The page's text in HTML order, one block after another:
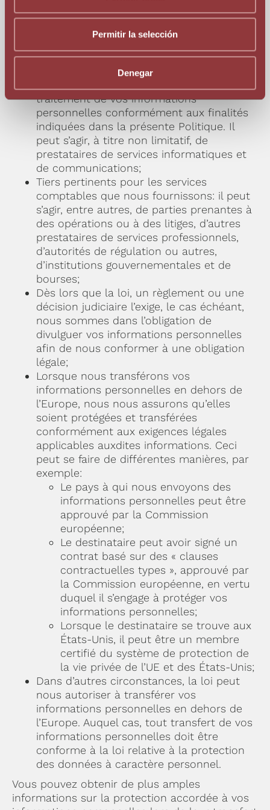
Permitir la selección
Denegar
nécessaire, nous pouvons transmettre vos
données personnelles à :
Agents/prestataires ou entrepreneurs
externes, soumis à des obligations de
traitement de vos informations
personnelles conformément aux finalités
indiquées dans la présente Politique. Il
peut s’agir, à titre non limitatif, de
prestataires de services informatiques et
de communications;
Tiers pertinents pour les services
comptables que nous fournissons: il peut
s’agir, entre autres, de parties prenantes à
des opérations ou à des litiges, d’autres
prestataires de services professionnels,
d’autorités de régulation ou autres,
d’institutions gouvernementales et de
bourses;
Dès lors que la loi, un règlement ou une
décision judiciaire l’exige, le cas échéant,
nous sommes dans l’obligation de
divulguer vos informations personnelles
afin de nous conformer à une obligation
légale;
Lorsque nous transférons vos
informations personnelles en dehors de
l’Europe, nous nous assurons qu’elles
soient protégées et transférées
conformément aux exigences légales
applicables auxdites informations. Ceci
peut se faire de différentes manières, par
exemple:
Le pays à qui nous envoyons des
informations personnelles peut être
approuvé par la Commission
européenne;
Le destinataire peut avoir signé un
contrat basé sur des « clauses
contractuelles types », approuvé par
la Commission européenne, en vertu
duquel il s’engage à protéger vos
informations personnelles;
Lorsque le destinataire se trouve aux
États-Unis, il peut être un membre
certifié du système de protection de
la vie privée de l’UE et des États-Unis;
Dans d’autres circonstances, la loi peut
nous autoriser à transférer vos
informations personnelles en dehors de
l’Europe. Auquel cas, tout transfert de vos
informations personnelles doit être
conforme à la loi relative à la protection
des données à caractère personnel.
Vous pouvez obtenir de plus amples
informations sur la protection accordée à vos